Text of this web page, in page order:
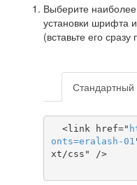
Выберите
установки шрифта
(вставьте его
Стандартный
  <link href="
onts=eralash-01
xt/css" />